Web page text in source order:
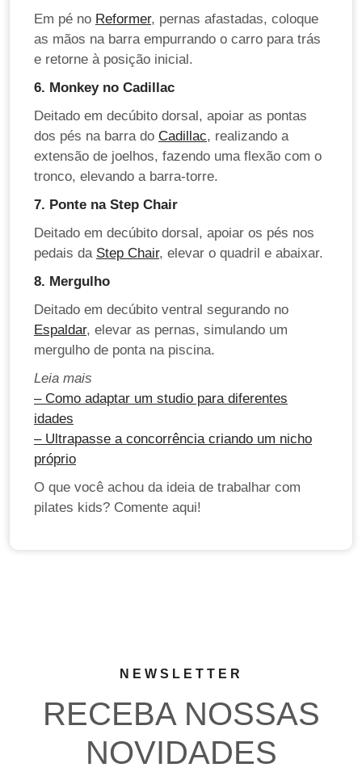
Em pé no Reformer, pernas afastadas, coloque
as mãos na barra empurrando o carro para trás
e retorne à posição inicial.
6. Monkey no Cadillac
Deitado em decúbito dorsal, apoiar as pontas
dos pés na barra do Cadillac, realizando a
extensão de joelhos, fazendo uma flexão com o
tronco, elevando a barra-torre.
7. Ponte na Step Chair
Deitado em decúbito dorsal, apoiar os pés nos
pedais da Step Chair, elevar o quadril e abaixar.
8. Mergulho
Deitado em decúbito ventral segurando no
Espaldar, elevar as pernas, simulando um
mergulho de ponta na piscina.
Leia mais
– Como adaptar um studio para diferentes
idades
– Ultrapasse a concorrência criando um nicho
próprio
O que você achou da ideia de trabalhar com
pilates kids? Comente aqui!
NEWSLETTER
RECEBA NOSSAS
NOVIDADES